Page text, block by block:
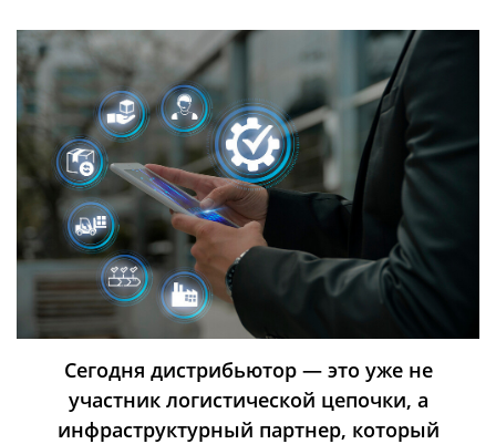
Сегодня дистрибьютор — это уже не
участник логистической цепочки, а
инфраструктурный партнер, который